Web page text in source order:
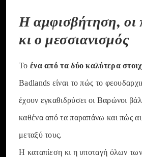
Η αμφισβήτηση, οι
κι ο μεσσιανισμός
Το ένα από τα δύο καλύτερα
Badlands είναι το πώς το
έχουν εγκαθιδρύσει οι Βαρώνοι
καθένα από τα παραπάνω και πώς
μεταξύ τους.
Η καταπίεση κι η υποταγή όλων